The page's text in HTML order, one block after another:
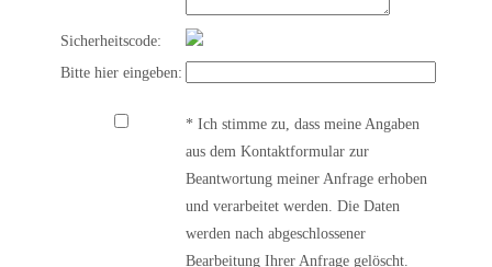
Sicherheitscode:
Bitte hier eingeben:
* Ich stimme zu, dass meine Angaben
aus dem Kontaktformular zur
Beantwortung meiner Anfrage erhoben
und verarbeitet werden. Die Daten
werden nach abgeschlossener
Bearbeitung Ihrer Anfrage gelöscht.